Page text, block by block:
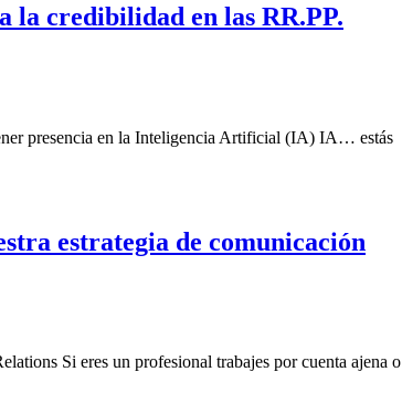
credibilidad en las RR.PP.
presencia en la Inteligencia Artificial (IA) IA… estás
estrategia de comunicación
Si eres un profesional trabajes por cuenta ajena o